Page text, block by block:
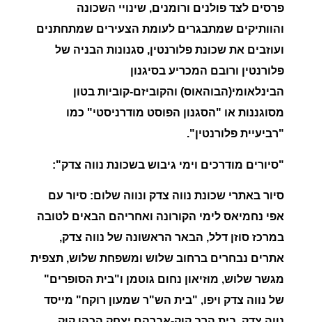
פרסים לצד פולנים ורומנים, שינויי השכונה
והוותיקים שמתבגרים לעומת הצעירים שמתחתנים
ועוזבים את שכונת פלורנטין, סגנונות הבניה של
פלורנטין ורובם המכריע בסיגנון
הבינלאומי(הבוהאוס) והקוביזם-קוביות בטון
מסוגננות או "הסגנון הפוסט מודרניסטי" כמו
"רביעיית פלורנטין".
"סיורים מודרכים וימי גיבוש בשכונת נווה צדק":
סיור באתרי שכונת נווה צדק ונווה שלום: סיור עם
אפי נחמיאס לימי הקורונה ואחריהם הבאים לטובה
במרכז סוזן דלל, הבאר הראשונה של נווה צדק,
אתרים נבחרים ברחוב שלוש ומשפחת שלוש, תצפית
מגשר שלוש, מוזיאון נחום גוטמן ו"בית הסופרים"
של נווה צדק ויפו, "בית הש"ר שמעון רוקח" מייסד